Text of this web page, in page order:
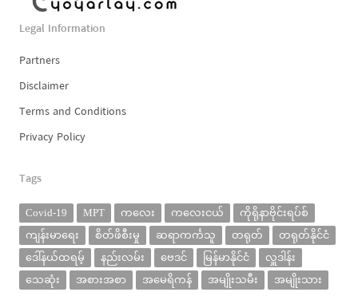
Legal Information
Partners
Disclaimer
Terms and Conditions
Privacy Policy
Tags
Covid-19 MPT ကလေး ကလေးငယ်
ကိုရိုနာဗိုင်းရပ်စ်
ကျန်းမာရေး
စိတ်ဖိစီးမှု ဆရာကင်္ကသူ တရုတ်
တရုတ်နိုင်ငံ
ဒေါ်နယ်ထရမ့်
နည်းလမ်း ဗေဒင် မြန်မာနိုင်ငံ
လှူဒါန်း
သေဆုံး
အစားအစာ အမေရိကန် အမျိုးသမီး အမျိုးသား